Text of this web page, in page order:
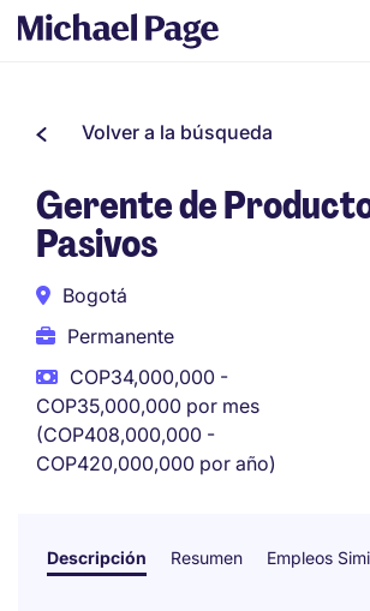
Volver a la búsqueda
Gerente de
Pasivos
Bogotá
Permanente
COP34,000,000 -
COP35,000,000 por mes
(COP408,000,000 -
COP420,000,000 por año)
Descripción Resumen Empleos